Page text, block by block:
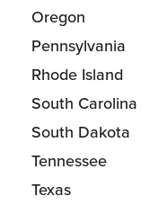
Oregon
Pennsylvania
Rhode Island
South Carolina
South Dakota
Tennessee
Texas